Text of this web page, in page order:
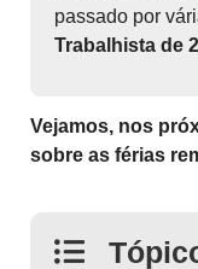
passado por
Trabalhista de
Vejamos, nos
sobre as férias